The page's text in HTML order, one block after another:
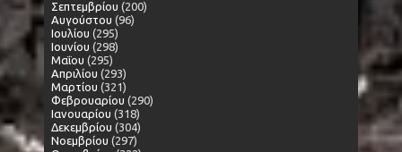
Σεπτεμβρίου (200)
Αυγούστου (96)
Ιουλίου (295)
Ιουνίου (298)
Μαΐου (295)
Απριλίου (293)
Μαρτίου (321)
Φεβρουαρίου (290)
Ιανουαρίου (318)
Δεκεμβρίου (304)
Νοεμβρίου (297)